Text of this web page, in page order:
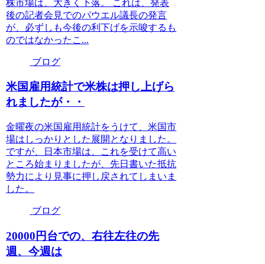
株市場は、大きく下落。 これは、発表
後の記者会見でのパウエル議長の発言
が、必ずしも今後の利下げを示唆するも
のではなかったこ...
ブログ
米国雇用統計で米株は押し上げら
れましたが・・
金曜夜の米国雇用統計をうけて、米国市
場はしっかりとした展開となりました。
ですが、日本市場は、これを受けて高い
ところ始まりましたが、先日書いた抵抗
勢力により見事に押し戻されてしまいま
した。
ブログ
20000円台での、右往左往の先
週、今週は